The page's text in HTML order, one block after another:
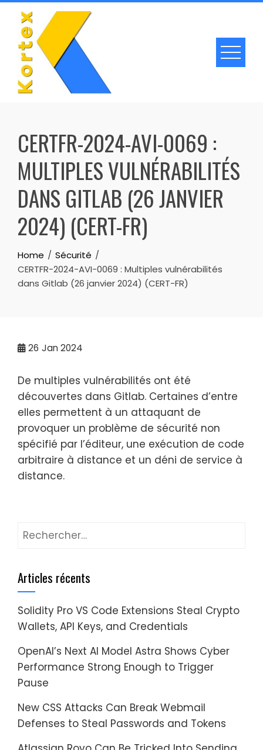
Skip
content
CERTFR-2024-AVI-0069 :
MULTIPLES VULNÉRABILITÉS
DANS GITLAB (26 JANVIER
2024) (CERT-FR)
Home
Sécurité
CERTFR-2024-AVI-0069 : Multiples vulnérabilités
dans Gitlab (26 janvier 2024) (CERT-FR)
26 Jan 2024
De multiples vulnérabilités ont été
découvertes dans Gitlab. Certaines d’entre
elles permettent à un attaquant de
provoquer un problème de sécurité non
spécifié par l’éditeur, une exécution de code
arbitraire à distance et un déni de service à
distance.
Rechercher :
Articles récents
Solidity Pro VS Code Extensions Steal Crypto
Wallets, API Keys, and Credentials
OpenAI’s Next AI Model Astra Shows Cyber
Performance Strong Enough to Trigger
Pause
New CSS Attacks Can Break Webmail
Defenses to Steal Passwords and Tokens